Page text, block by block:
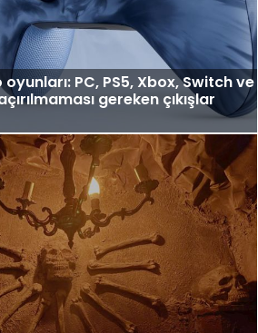
PC, PS5, Xbox, Switch ve
gereken çıkışlar